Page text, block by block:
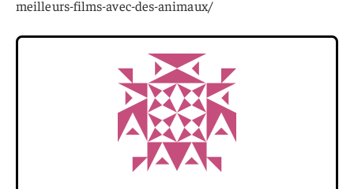
meilleurs-films-avec-des-animaux/